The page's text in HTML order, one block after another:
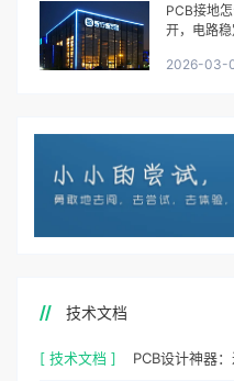
PCB接地
开，电路
2026-03-
技术文档
[ 技术文档 ] PCB设计神器